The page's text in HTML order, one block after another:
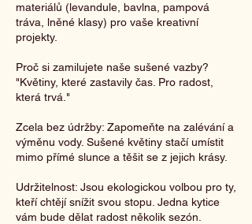
materiálů (levandule, bavlna, pampová
tráva, lněné klasy) pro vaše kreativní
projekty.
Proč si zamilujete naše sušené vazby?
"Květiny, které zastavily čas. Pro radost,
která trvá."
Zcela bez údržby: Zapomeňte na zalévání a
výměnu vody. Sušené květiny stačí umístit
mimo přímé slunce a těšit se z jejich krásy.
Udržitelnost: Jsou ekologickou volbou pro ty,
kteří chtějí snížit svou stopu. Jedna kytice
vám bude dělat radost několik sezón.